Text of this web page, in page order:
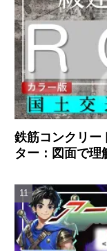
鉄筋コンクリー
ター：図面で理